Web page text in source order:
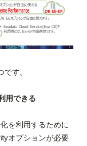
す。
用できる
を利用するために
オプションが必要